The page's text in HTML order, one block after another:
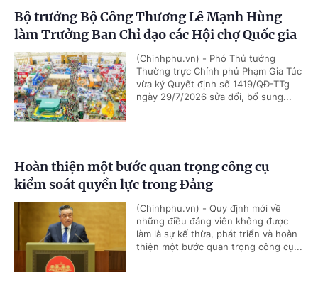
Bộ trưởng Bộ Công Thương Lê Mạnh Hùng
làm Trưởng Ban Chỉ đạo các Hội chợ Quốc gia
(Chinhphu.vn) - Phó Thủ tướng
Thường trực Chính phủ Phạm Gia Túc
vừa ký Quyết định số 1419/QĐ-TTg
ngày 29/7/2026 sửa đổi, bổ sung...
Hoàn thiện một bước quan trọng công cụ
kiểm soát quyền lực trong Đảng
(Chinhphu.vn) - Quy định mới về
những điều đảng viên không được
làm là sự kế thừa, phát triển và hoàn
thiện một bước quan trọng công cụ...